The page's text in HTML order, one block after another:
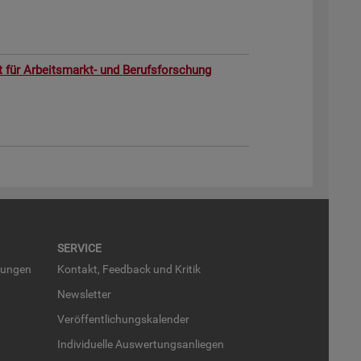
Ar­beits­markt- und Be­rufs­for­schung
SER­VICE
Kon­takt, Feed­back und Kri­tik
News­let­ter
Ver­öf­fent­li­chungs­ka­len­der
In­di­vi­du­el­le Aus­wer­tungs­an­lie­gen